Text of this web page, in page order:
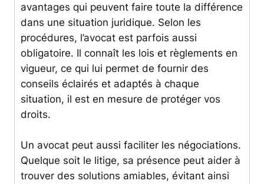
avantages qui peuvent faire toute la différence
dans une situation juridique. Selon les
procédures, l’avocat est parfois aussi
obligatoire. Il connaît les lois et règlements en
vigueur, ce qui lui permet de fournir des
conseils éclairés et adaptés à chaque
situation, il est en mesure de protéger vos
droits.
Un avocat peut aussi faciliter les négociations.
Quelque soit le litige, sa présence peut aider à
trouver des solutions amiables, évitant ainsi